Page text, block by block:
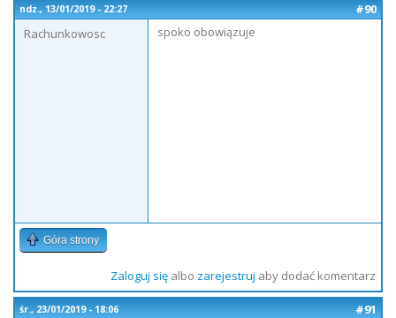
ndz., 13/01/2019 - 22:27
#90
Rachunkowosc
spoko obowiązuje
Góra strony
Zaloguj sięalbo zarejestruj aby dodać komentarz
śr., 23/01/2019 - 18:06
#91